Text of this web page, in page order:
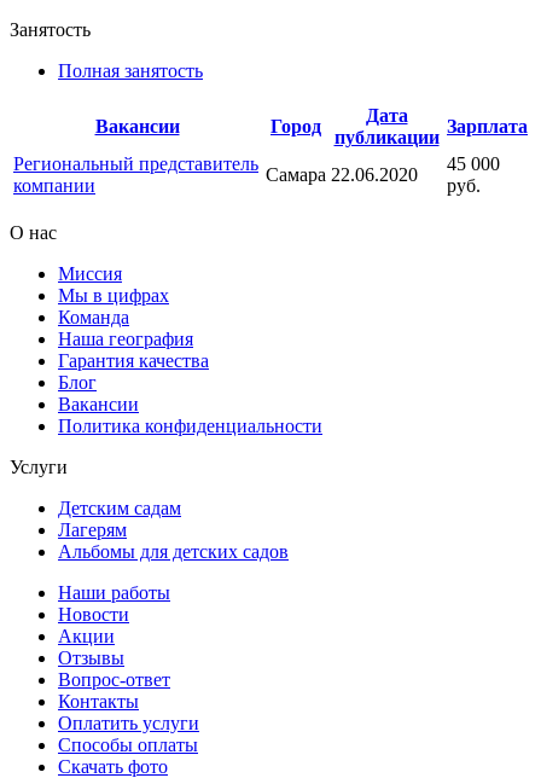
Занятость
Полная занятость
Вакансии Город
Дата
публикации
Зарплата
Региональный представитель
компании
Самара 22.06.2020
45 000
руб.
О нас
Миссия
Мы в цифрах
Команда
Наша география
Гарантия качества
Блог
Вакансии
Политика конфиденциальности
Услуги
Детским садам
Лагерям
Альбомы для детских садов
Наши работы
Новости
Акции
Отзывы
Вопрос-ответ
Контакты
Оплатить услуги
Способы оплаты
Скачать фото